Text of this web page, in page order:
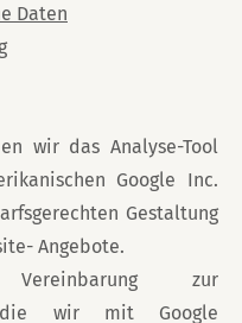
Daten
wir das Analyse-Tool
Google Inc.
Gestaltung
Angebote.
zur
die wir mit Google